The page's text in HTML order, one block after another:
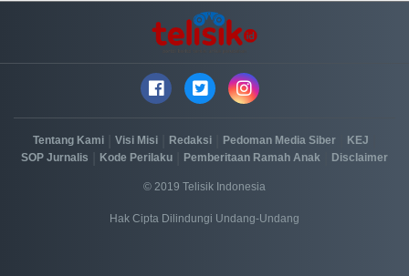
Tentang Kami Visi Misi Redaksi Pedoman Media Siber KEJ
SOP Jurnalis Kode Perilaku Pemberitaan Ramah Anak Disclaimer
© 2019 Telisik Indonesia
Hak Cipta Dilindungi Undang-Undang